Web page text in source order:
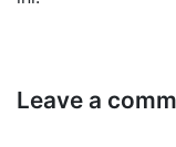
Leave a